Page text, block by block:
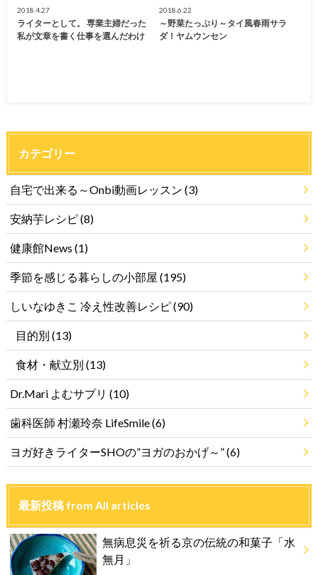
2018.4.27
ライターとして。 専業主婦だった
私が文章を書く仕事を選んだわけ
2018.6.22
～野菜たっぷり～タイ風春雨サラ
ダ！ヤムウンセン
カテゴリー
自宅で出来る～Onbi動画レッスン (3)
安納芋レシピ(8)
健康館News (1)
季節を感じる暮らしの小部屋 (195)
しいなゆきこ 冷え性改善レシピ(90)
目的別 (13)
食材・献立別 (13)
Dr.Mari よむサプリ (10)
歯科医師 村瀬玲奈 LifeSmile(6)
ヨガ好きライターSHOの”ヨガのおかげ～”(6)
最新投稿 from All articles
無病息災を祈る京の伝統の和菓子「水
無月」